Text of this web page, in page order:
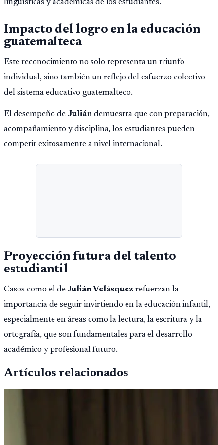
lingüísticas y académicas de los estudiantes.
Impacto del logro en la educación
guatemalteca
Este reconocimiento no solo representa un triunfo
individual, sino también un reflejo del esfuerzo colectivo
del sistema educativo guatemalteco.
El desempeño de Julián demuestra que con preparación,
acompañamiento y disciplina, los estudiantes pueden
competir exitosamente a nivel internacional.
Proyección futura del talento
estudiantil
Casos como el de Julián Velásquez refuerzan la
importancia de seguir invirtiendo en la educación infantil,
especialmente en áreas como la lectura, la escritura y la
ortografía, que son fundamentales para el desarrollo
académico y profesional futuro.
Artículos relacionados